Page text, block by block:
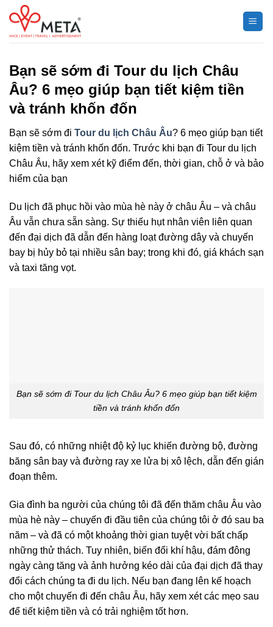
Chuyển
đến
nội
Bạn sẽ sớm đi Tour du lịch Châu
Âu? 6 mẹo giúp bạn tiết kiệm tiền
và tránh khốn đốn
Bạn sẽ sớm đi Tour du lịch Châu Âu? 6 mẹo giúp bạn tiết
kiệm tiền và tránh khốn đốn. Trước khi bạn đi Tour du lịch
Châu Âu, hãy xem xét kỹ điểm đến, thời gian, chỗ ở và bảo
hiểm của bạn
Du lịch đã phục hồi vào mùa hè này ở châu Âu – và châu
Âu vẫn chưa sẵn sàng. Sự thiếu hụt nhân viên liên quan
đến đại dịch đã dẫn đến hàng loạt đường dây và chuyến
bay bị hủy bỏ tại nhiều sân bay; trong khi đó, giá khách sạn
và taxi tăng vọt.
Bạn sẽ sớm đi Tour du lịch Châu Âu? 6 mẹo giúp bạn tiết kiệm
tiền và tránh khốn đốn
Sau đó, có những nhiệt độ kỷ lục khiến đường bộ, đường
băng sân bay và đường ray xe lửa bị xô lệch, dẫn đến gián
đoạn thêm.
Gia đình ba người của chúng tôi đã đến thăm châu Âu vào
mùa hè này – chuyến đi đầu tiên của chúng tôi ở đó sau ba
năm – và đã có một khoảng thời gian tuyệt vời bất chấp
những thử thách. Tuy nhiên, biến đổi khí hậu, đám đông
ngày càng tăng và ảnh hưởng kéo dài của đại dịch đã thay
đổi cách chúng ta đi du lịch. Nếu bạn đang lên kế hoạch
cho một chuyến đi đến châu Âu, hãy xem xét các mẹo sau
để tiết kiệm tiền và có trải nghiệm tốt hơn.